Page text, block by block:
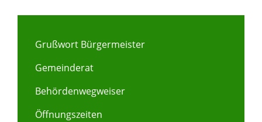
Grußwort Bürgermeister
Gemeinderat
Behördenwegweiser
Öffnungszeiten